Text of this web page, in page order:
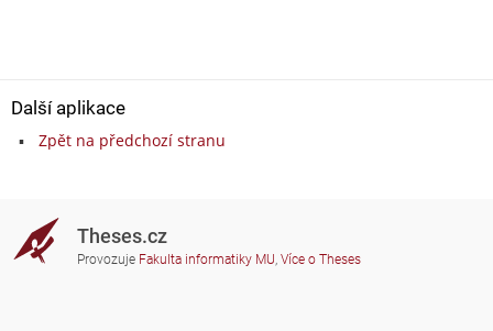
Další aplikace
Zpět na předchozí stranu
Theses.cz
Provozuje Fakulta informatiky MU, Více o Theses